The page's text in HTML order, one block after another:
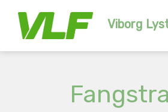
Viborg